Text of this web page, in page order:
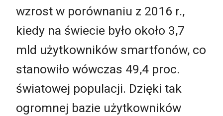
wzrost w porównaniu z 2016 r.,
kiedy na świecie było około 3,7
mld użytkowników smartfonów, co
stanowiło wówczas 49,4 proc.
światowej populacji. Dzięki tak
ogromnej bazie użytkowników